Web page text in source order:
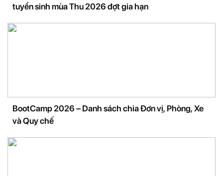
tuyển sinh mùa Thu 2026 đợt gia hạn
BootCamp 2026 – Danh sách chia Đơn vị, Phòng, Xe
và Quy chế